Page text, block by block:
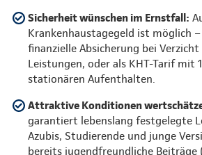
Sicherheit wünschen im Ernstfall:
Krankenhaustagegeld ist möglich
finanzielle Absicherung bei
Leistungen, oder als KHT-Tarif mit
stationären Aufenthalten.
Attraktive Konditionen
garantiert lebenslang festgelegte
Azubis, Studierende und junge
bereits jugendfreundliche Beiträge